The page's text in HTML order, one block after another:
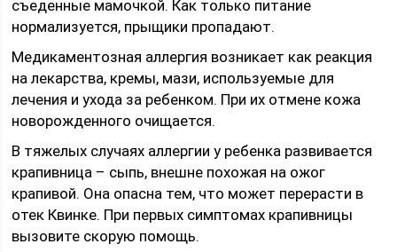
съеденные мамочкой. Как только питание
нормализуется, прыщики пропадают.
Медикаментозная аллергия возникает как реакция
на лекарства, кремы, мази, используемые для
лечения и ухода за ребенком. При их отмене кожа
новорожденного очищается.
В тяжелых случаях аллергии у ребенка развивается
крапивница – сыпь, внешне похожая на ожог
крапивой. Она опасна тем, что может перерасти в
отек Квинке. При первых симптомах крапивницы
вызовите скорую помощь.